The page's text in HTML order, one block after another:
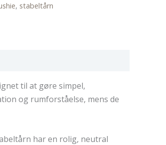
, stabeltårn
til at gøre simpel,
og rumforståelse, mens de
har en rolig, neutral